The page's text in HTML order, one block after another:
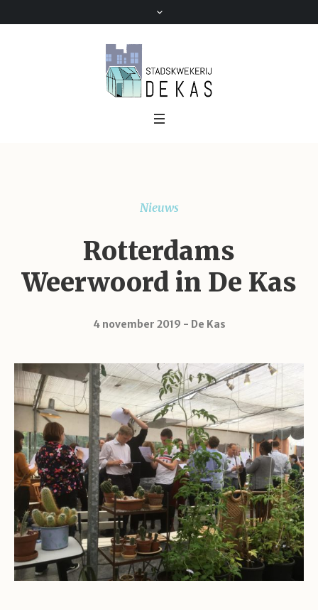
Nieuws
Rotterdams
Weerwoord in De Kas
4 november 2019 De Kas